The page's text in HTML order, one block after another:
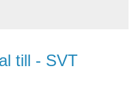
till - SVT